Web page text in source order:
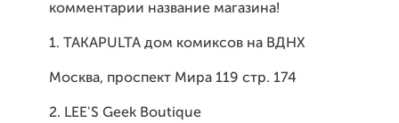
комментарии название магазина!
1. TAKAPULTA дом комиксов на ВДНХ
Москва, проспект Мира 119 стр. 174
2. LEE'S Geek Boutique